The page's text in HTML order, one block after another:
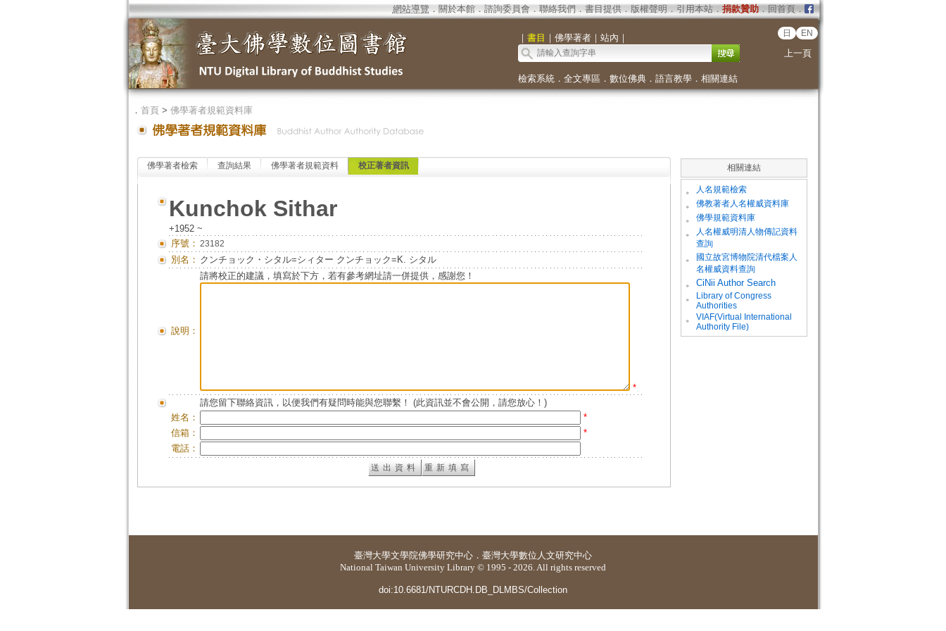
網站導覽 ． 關於本館． 諮詢委員會． 聯絡我們 ． 書目提供． 版權聲明 ． 引用本站． 捐款贊助．回首頁．
｜ 書目 ｜ 佛學著者｜ 站內 ｜ 日 EN
上一頁
檢索系統． 全文專區 ． 數位佛典． 語言教學． 相關連結
． 首頁> 佛學著者規範資料庫
佛學著者檢索 查詢結果 佛學著者規範資料 校正著者資訊
Kunchok Sithar
+1952 ~
序號： 23182
別名： クンチョック・シタル=シィター クンチョック=K. シタル
說明：
請將校正的建議，填寫於下方，若有參考網址請一併提供，感謝您！
*
請您留下聯絡資訊，以便我們有疑問時能與您聯繫！ (此資訊並不會公開，請您放心！)
姓名：
*
信箱：
*
電話：
相關連結
。 人名規範檢索
。 佛教著者人名權威資料庫
。 佛學規範資料庫
。
人名權威明清人物傳記資料
查詢
。
國立故宮博物院清代檔案人
名權威資料查詢
。
CiNii Author Search
。
Library of Congress
Authorities
。
VIAF(Virtual International
Authority File)
臺灣大學文學院佛學研究中心 ． 臺灣大學數位人文研究中心
National Taiwan University Library © 1995 - 2026. All rights reserved
doi:10.6681/NTURCDH.DB_DLMBS/Collection